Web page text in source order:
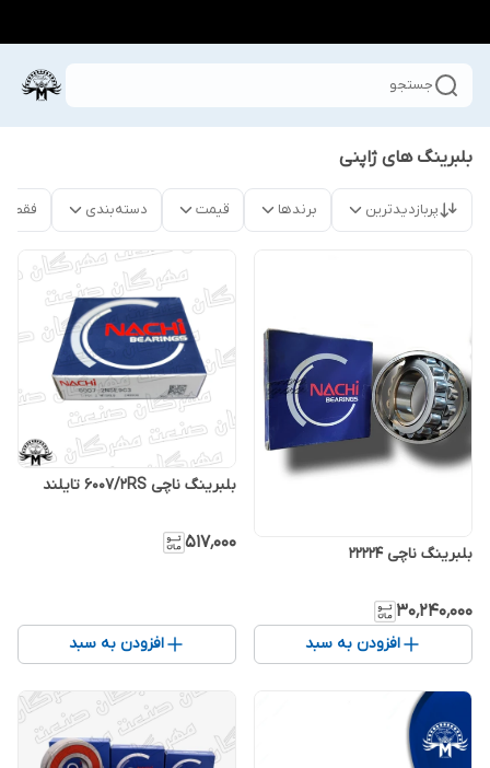
جستجو
بلبرینگ های ژاپنی
پربازدیدترین برندها قیمت دسته‌بندی فقط
بلبرینگ ناچی 22224
۳۰٬۲۴۰٬۰۰۰
افزودن به سبد
بلبرینگ ناچی 6007/2RS تایلند
۵۱۷٬۰۰۰
افزودن به سبد